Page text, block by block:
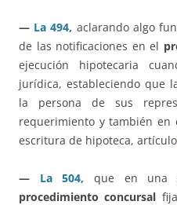
— La 494, aclarando algo
de las notificaciones en el
ejecución hipotecaria
jurídica, estableciendo que
la persona de sus
requerimiento y también en
escritura de hipoteca, artículo
— La 504,
que en una
procedimiento concursal